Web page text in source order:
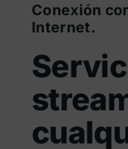
Conexión
Internet.